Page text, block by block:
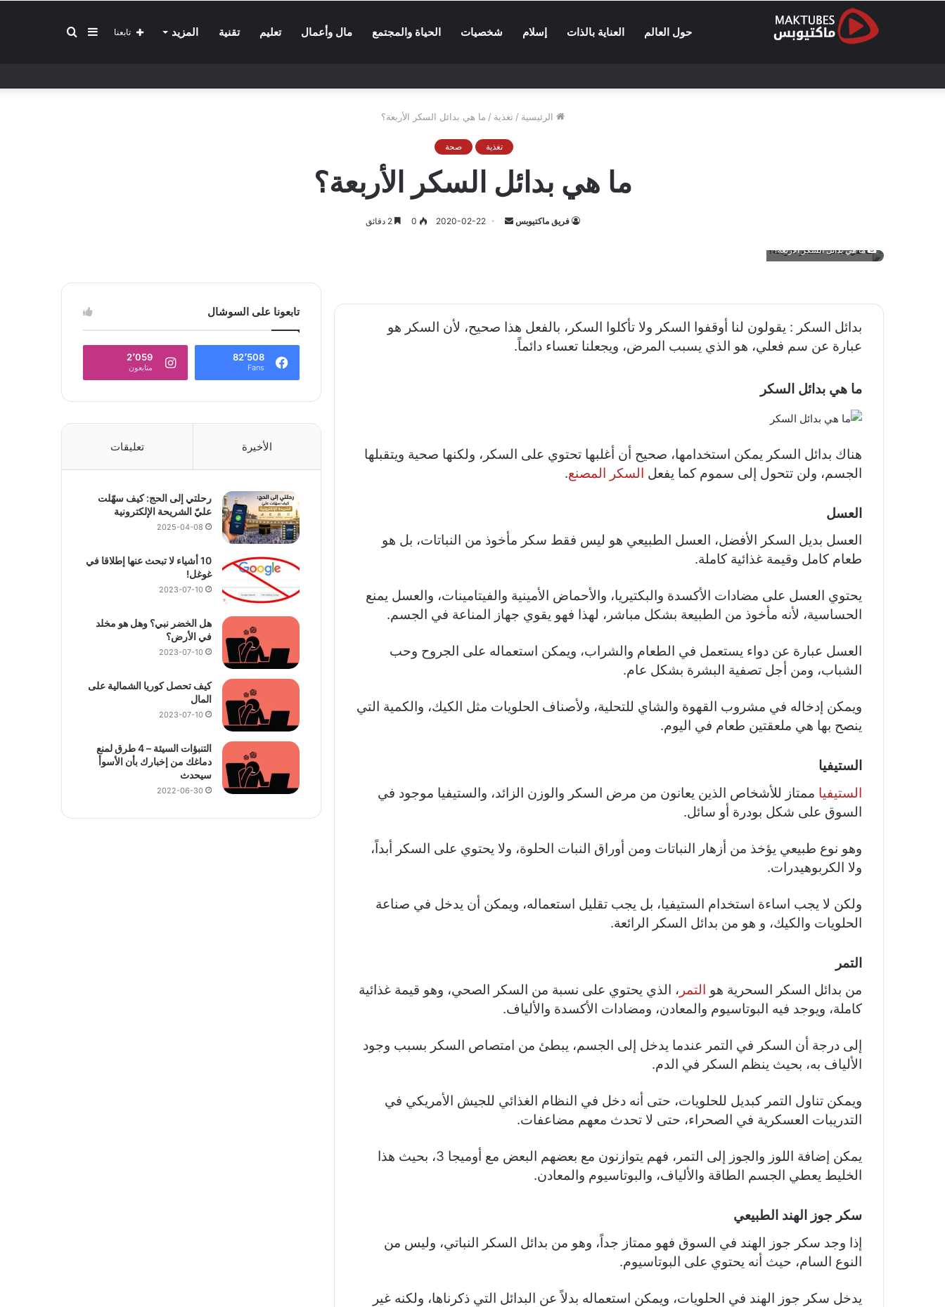
حول العالم العناية بالذات إسلام شخصيات الحياة والمجتمع مال وأعمال تعليم تقنية المزيد بحثإضافة تابعنا
الرئيسية / تغذية / ما هي بدائل السكر الأربعة؟
تغذية صحة
ما هي بدائل السكر الأربعة؟
فريق ماكتيوبس
أرسل2020-02-22
0 2 دقائق
ما هي بدائل السكر الأربعة؟
بدائل السكر : يقولون لنا أوقفوا السكر ولا تأكلوا السكر، بالفعل هذا صحيح، لأن السكر هو
عبارة عن سم فعلي، هو الذي يسبب المرض، ويجعلنا تعساء دائماً.
ما هي بدائل السكر
هناك بدائل السكر يمكن استخدامها، صحيح أن أغلبها تحتوي على السكر، ولكنها صحية ويتقبلها
الجسم، ولن تتحول إلى سموم كما يفعل السكر المصنع.
العسل
العسل بديل السكر الأفضل، العسل الطبيعي هو ليس فقط سكر مأخوذ من النباتات، بل هو
طعام كامل وقيمة غذائية كاملة.
يحتوي العسل على مضادات الأكسدة والبكتيريا، والأحماض الأمينية والفيتامينات، والعسل يمنع
الحساسية، لأنه مأخوذ من الطبيعة بشكل مباشر، لهذا فهو يقوي جهاز المناعة في الجسم.
العسل عبارة عن دواء يستعمل في الطعام والشراب، ويمكن استعماله على الجروح وحب
الشباب، ومن أجل تصفية البشرة بشكل عام.
ويمكن إدخاله في مشروب القهوة والشاي للتحلية، ولأصناف الحلويات مثل الكيك، والكمية التي
ينصح بها هي ملعقتين طعام في اليوم.
الستيفيا
الستيفيا ممتاز للأشخاص الذين يعانون من مرض السكر والوزن الزائد، والستيفيا موجود في
السوق على شكل بودرة أو سائل.
وهو نوع طبيعي يؤخذ من أزهار النباتات ومن أوراق النبات الحلوة، ولا يحتوي على السكر أبداً،
ولا الكربوهيدرات.
ولكن لا يجب اساءة استخدام الستيفيا، بل يجب تقليل استعماله، ويمكن أن يدخل في صناعة
الحلويات والكيك، و هو من بدائل السكر الرائعة.
التمر
من بدائل السكر السحرية هو التمر ، الذي يحتوي على نسبة من السكر الصحي، وهو قيمة غذائية
كاملة، ويوجد فيه البوتاسيوم والمعادن، ومضادات الأكسدة والألياف.
إلى درجة أن السكر في التمر عندما يدخل إلى الجسم، يبطئ من امتصاص السكر بسبب وجود
الألياف به، بحيث ينظم السكر في الدم.
ويمكن تناول التمر كبديل للحلويات، حتى أنه دخل في النظام الغذائي للجيش الأمريكي في
التدريبات العسكرية في الصحراء، حتى لا تحدث معهم مضاعفات.
يمكن إضافة اللوز والجوز إلى التمر، فهم يتوازنون مع بعضهم البعض مع أوميجا 3، بحيث هذا
الخليط يعطي الجسم الطاقة والألياف، والبوتاسيوم والمعادن.
سكر جوز الهند الطبيعي
إذا وجد سكر جوز الهند في السوق فهو ممتاز جداً، وهو من بدائل السكر النباتي، وليس من
النوع السام، حيث أنه يحتوي على البوتاسيوم.
يدخل سكر جوز الهند في الحلويات، ويمكن استعماله بدلاً عن البدائل التي ذكرناها، ولكنه غير
تابعونا على السوشال
82٬508
Fans
2٬059
متابعون
الأخيرة تعليقات
رحلتي إلى الحج: كيف سهّلت
عليّ الشريحة الإلكترونية
2025-04-08
10 أشياء لا تبحث عنها إطلاقا في
غوغل!
2023-07-10
هل الخضر نبي؟ وهل هو مخلد
في الأرض؟
2023-07-10
كيف تحصل كوريا الشمالية على
المال
2023-07-10
التنبؤات السيئة – 4 طرق لمنع
دماغك من إخبارك بأن الأسوأ
سيحدث
2022-06-30